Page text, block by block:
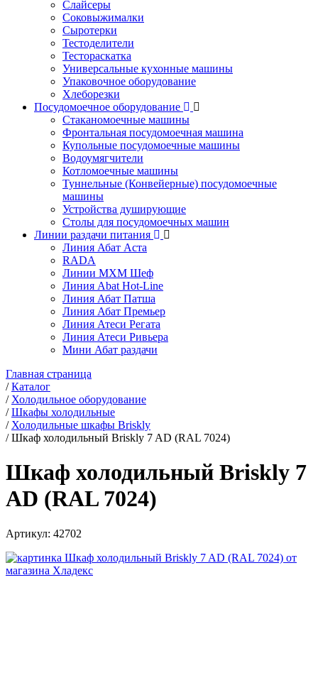
Слайсеры
Соковыжималки
Сыротерки
Тестоделители
Тестораскатка
Универсальные кухонные машины
Упаковочное оборудование
Хлеборезки
Посудомоечное оборудование
Стаканомоечные машины
Фронтальная посудомоечная машина
Купольные посудомоечные машины
Водоумягчители
Котломоечные машины
Туннельные (Конвейерные) посудомоечные
машины
Устройства душирующие
Столы для посудомоечных машин
Линии раздачи питания
Линия Абат Аста
RADA
Линии МХМ Шеф
Линия Abat Hot-Line
Линия Абат Патша
Линия Абат Премьер
Линия Атеси Регата
Линия Атеси Ривьера
Мини Абат раздачи
Главная страница
/Каталог
/ Холодильное оборудование
/Шкафы холодильные
/ Холодильные шкафы Briskly
/Шкаф холодильный Briskly 7 AD (RAL 7024)
Шкаф холодильный Briskly 7
AD (RAL 7024)
Артикул: 42702